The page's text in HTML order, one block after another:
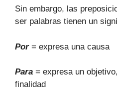
Sin embargo, las
ser palabras tienen un
Por= expresa una causa
Para = expresa un
finalidad